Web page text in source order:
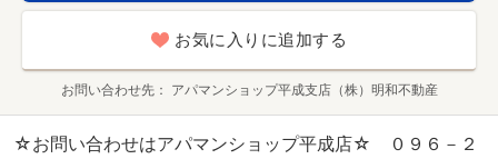
お気に入りに追加する
お問い合わせ先 アパマンショップ平成支店（株）明和不動産
☆お問い合わせはアパマンショップ平成店☆ ０９６－２